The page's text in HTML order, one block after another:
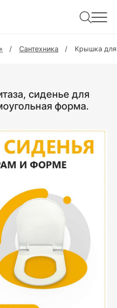
Сантехника Крышка для
сиденье для
форма.